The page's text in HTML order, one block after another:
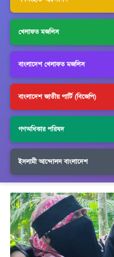
খেলাফত মজলিস
বাংলাদেশ খেলাফত মজলিস
বাংলাদেশ জাতীয় পার্টি (বিজেপি)
গণঅধিকার পরিষদ
ইসলামী আন্দোলন বাংলাদেশ